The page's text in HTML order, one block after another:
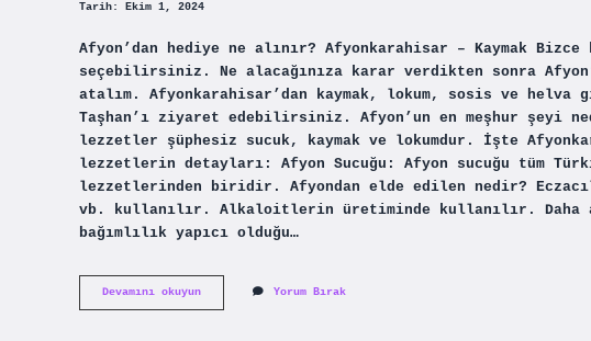
Tarih: Ekim 1, 2024
Afyon’dan hediye ne alınır? Afyonkarahisar – Kaymak Bizce
seçebilirsiniz. Ne alacağınıza karar verdikten sonra
atalım. Afyonkarahisar’dan kaymak, lokum, sosis ve
Taşhan’ı ziyaret edebilirsiniz. Afyon’un en meşhur şeyi
lezzetler şüphesiz sucuk, kaymak ve lokumdur. İşte
lezzetlerin detayları: Afyon Sucuğu: Afyon sucuğu tüm
lezzetlerinden biridir. Afyondan elde edilen nedir?
vb. kullanılır. Alkaloitlerin üretiminde kullanılır. Daha
bağımlılık yapıcı olduğu…
Devamını okuyunAfyondan
Ne
Yorum Bırak